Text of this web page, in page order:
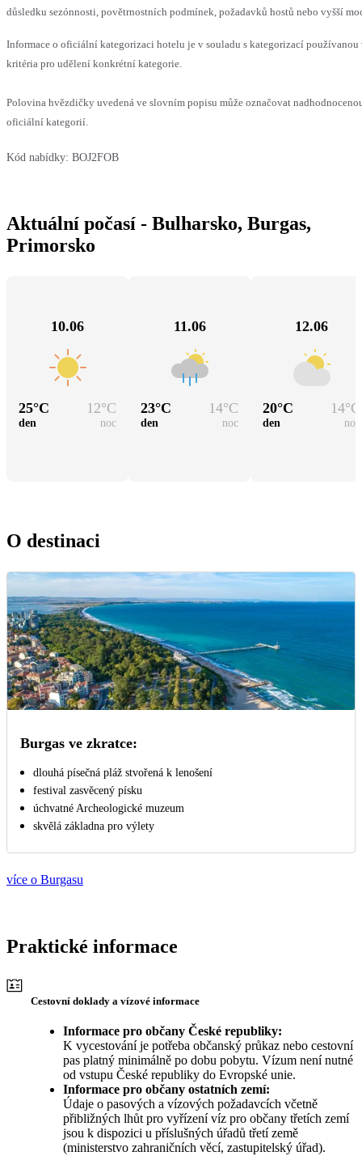
důsledku sezónnosti, povětrnostních podmínek, požadavků hostů nebo vyšší
Informace o oficiální kategorizaci hotelu je v souladu s kategorizací
kritéria pro udělení konkrétní kategorie.
Polovina hvězdičky uvedená ve slovním popisu může označovat
oficiální kategorií.
Kód nabídky: BOJ2FOB
Aktuální počasí - Bulharsko, Burgas,
Primorsko
10.06
25°C 12°C
den noc
11.06
23°C 14°C
den noc
12.06
20°C 14°C
den noc
O destinaci
Burgas ve zkratce:
dlouhá písečná pláž stvořená k lenošení
festival zasvěcený písku
úchvatné Archeologické muzeum
skvělá základna pro výlety
více o Burgasu
Praktické informace
Cestovní doklady a vízové informace
Informace pro občany České republiky:
K vycestování je potřeba občanský průkaz nebo cestovní
pas platný minimálně po dobu pobytu. Vízum není nutné
od vstupu České republiky do Evropské unie.
Informace pro občany ostatních zemí:
Údaje o pasových a vízových požadavcích včetně
přibližných lhůt pro vyřízení víz pro občany třetích zemí
jsou k dispozici u příslušných úřadů třetí země
(ministerstvo zahraničních věcí, zastupitelský úřad).